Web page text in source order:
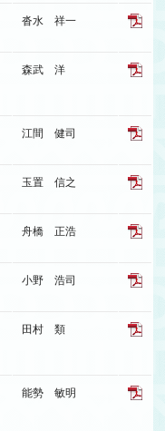
沓水 祥一
森武 洋
江間 健司
玉置 信之
舟橋 正浩
小野 浩司
田村 類
能勢 敏明